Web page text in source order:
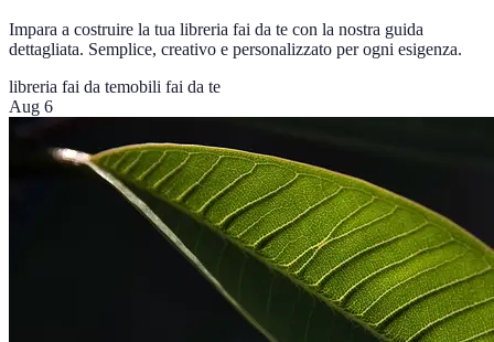
Impara a costruire la tua libreria fai da te con la nostra guida
dettagliata. Semplice, creativo e personalizzato per ogni esigenza.
libreria fai da temobili fai da te
Aug 6